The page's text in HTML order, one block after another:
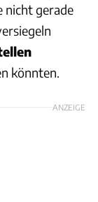
nicht gerade
könnten.
ANZEIGE